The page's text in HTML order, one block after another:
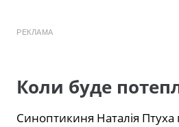
РЕКЛАМА
Коли буде
Синоптикиня Наталія